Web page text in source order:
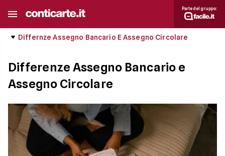
Parte del gruppo:
Differnze Assegno Bancario E Assegno Circolare
Differenze Assegno Bancario e
Assegno Circolare